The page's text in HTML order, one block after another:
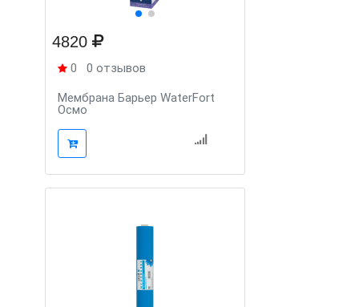
4820
0 0 отзывов
Мембрана Барьер WaterFort
Осмо